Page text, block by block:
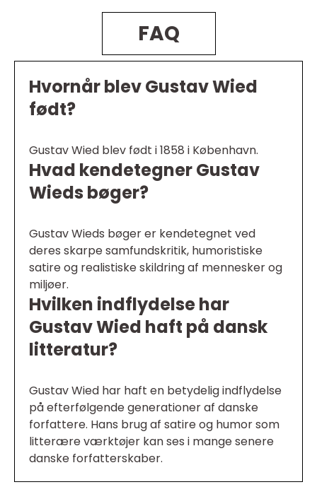
FAQ
Hvornår blev Gustav Wied
født?
Gustav Wied blev født i 1858 i København.
Hvad kendetegner Gustav
Wieds bøger?
Gustav Wieds bøger er kendetegnet ved
deres skarpe samfundskritik, humoristiske
satire og realistiske skildring af mennesker og
miljøer.
Hvilken indflydelse har
Gustav Wied haft på dansk
litteratur?
Gustav Wied har haft en betydelig indflydelse
på efterfølgende generationer af danske
forfattere. Hans brug af satire og humor som
litterære værktøjer kan ses i mange senere
danske forfatterskaber.